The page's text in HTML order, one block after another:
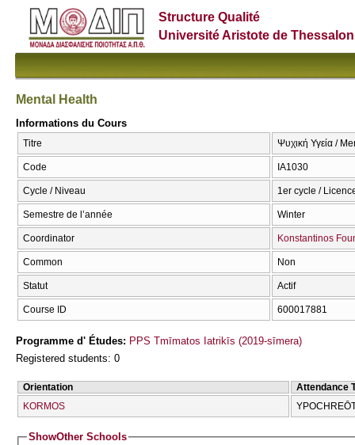
Structure Qualité
Université Aristote de
Mental Health
Informations du Cours
Titre Ψυχική Υγεία /
Code ΙΑ1030
Cycle / Niveau 1er cycle /
Semestre de l’année Winter
Coordinator Konstantinos
Common Non
Statut Actif
Course ID 600017881
Programme d' Études: PPS Tmīmatos Iatrikīs (2019-sīmera)
Registered students: 0
Orientation
Attendance
KORMOS
ShowOther Schools